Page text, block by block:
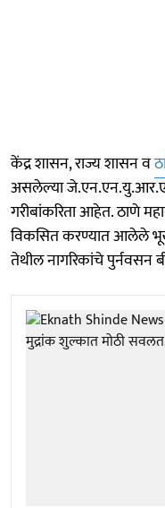
केंद्र शासन, राज्य शासन व
असलेल्या
गरीबांकरिता आहेत. ठाणे
विकसित करण्यात आलेले
तेथील नागरिकांचे पुर्नवसन